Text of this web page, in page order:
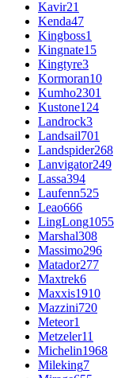
Kavir21
Kenda47
Kingboss1
Kingnate15
Kingtyre3
Kormoran10
Kumho2301
Kustone124
Landrock3
Landsail701
Landspider268
Lanvigator249
Lassa394
Laufenn525
Leao666
LingLong1055
Marshal308
Massimo296
Matador277
Maxtrek6
Maxxis1910
Mazzini720
Meteor1
Metzeler11
Michelin1968
Mileking7